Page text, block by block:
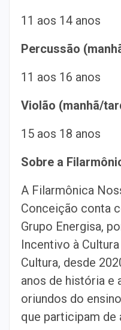
11 aos 14 anos
Percussão
11 aos 16 anos
Violão (manhã/
15 aos 18 anos
Sobre a
A Filarmônica
Conceição conta
Grupo Energisa,
Incentivo à
Cultura, desde
anos de história e
oriundos do
que participam de